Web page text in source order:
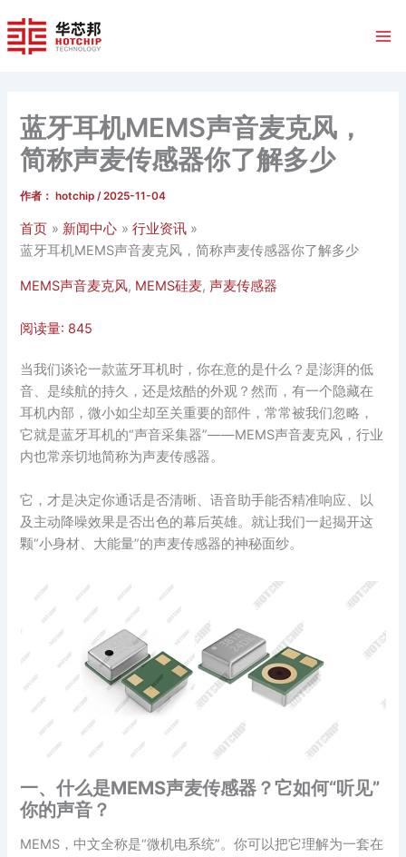
至
内
蓝牙耳机MEMS声音麦克风，
简称声麦传感器你了解多少
作者： hotchip/2025-11-04
首页 新闻中心
行业资讯
蓝牙耳机MEMS声音麦克风，简称声麦传感器你了解多少
MEMS声音麦克风, MEMS硅麦,声麦传感器
阅读量: 845
当我们谈论一款蓝牙耳机时，你在意的是什么？是澎湃的低
音、是续航的持久，还是炫酷的外观？然而，有一个隐藏在
耳机内部，微小如尘却至关重要的部件，常常被我们忽略，
它就是蓝牙耳机的“声音采集器”——MEMS声音麦克风，行业
内也常亲切地简称为声麦传感器。
它，才是决定你通话是否清晰、语音助手能否精准响应、以
及主动降噪效果是否出色的幕后英雄。就让我们一起揭开这
颗“小身材、大能量”的声麦传感器的神秘面纱。
一、什么是MEMS声麦传感器？它如何“听见”
你的声音？
MEMS，中文全称是“微机电系统”。你可以把它理解为一套在